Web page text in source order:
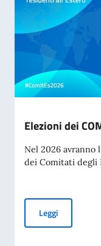
Elezioni dei
Nel 2026 avranno
dei Comitati degli
LeggiElezioni dei